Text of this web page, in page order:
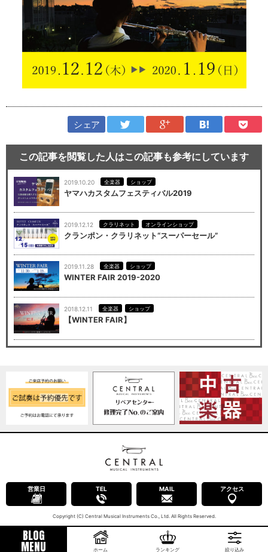
シェア
この記事を閲覧した人はこの記事も参考にしています
2019.10.20 全楽器 ショップ
ヤマハカスタムフェスティバル2019
2019.12.12 クラリネット オンラインショップ
クランポン・クラリネット“スーパーセール”
2019.11.28 全楽器 ショップ
WINTER FAIR 2019-2020
2018.12.11 全楽器 ショップ
【WINTER FAIR】
BLOG
MENU ホーム ランキング 絞り込み
営業日 TEL MAIL アクセス
Copyright (C) Central Musical Instruments Co., Ltd. All Rights Reserved.